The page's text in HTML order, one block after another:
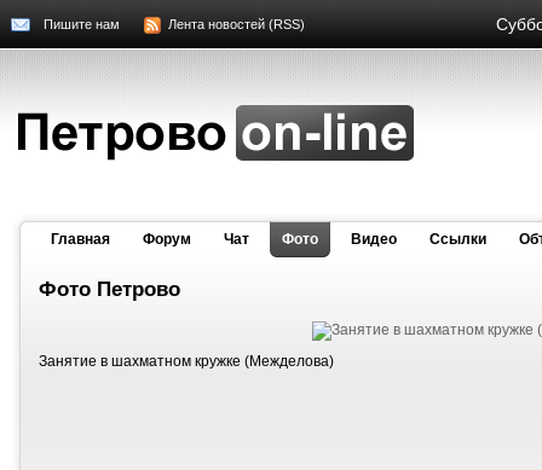
Пишите нам Лента новостей (RSS)
Главная Форум Чат Фото Видео Cсылки
Фото Петрово
Занятие в шахматном кружке (Межделова)